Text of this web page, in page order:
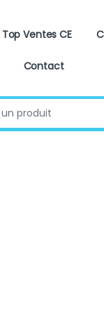
Top Ventes CE
Contact